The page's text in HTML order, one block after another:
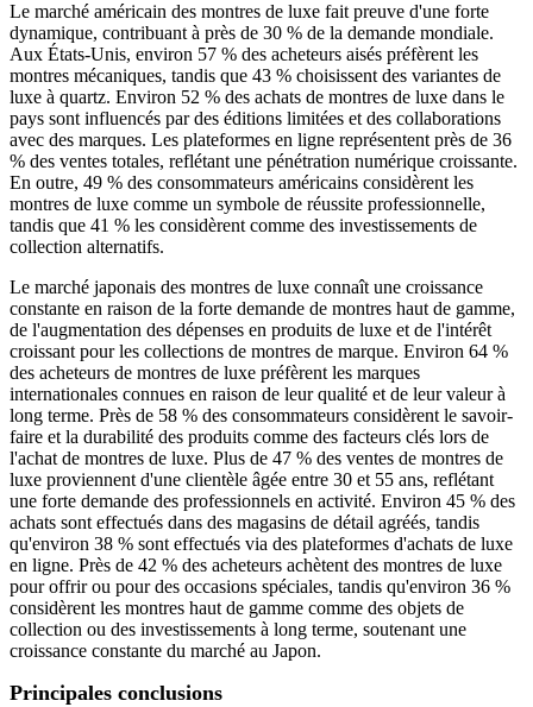
Le marché américain des montres de luxe fait preuve d'une forte
dynamique, contribuant à près de 30 % de la demande mondiale.
Aux États-Unis, environ 57 % des acheteurs aisés préfèrent les
montres mécaniques, tandis que 43 % choisissent des variantes de
luxe à quartz. Environ 52 % des achats de montres de luxe dans le
pays sont influencés par des éditions limitées et des collaborations
avec des marques. Les plateformes en ligne représentent près de 36
% des ventes totales, reflétant une pénétration numérique croissante.
En outre, 49 % des consommateurs américains considèrent les
montres de luxe comme un symbole de réussite professionnelle,
tandis que 41 % les considèrent comme des investissements de
collection alternatifs.
Le marché japonais des montres de luxe connaît une croissance
constante en raison de la forte demande de montres haut de gamme,
de l'augmentation des dépenses en produits de luxe et de l'intérêt
croissant pour les collections de montres de marque. Environ 64 %
des acheteurs de montres de luxe préfèrent les marques
internationales connues en raison de leur qualité et de leur valeur à
long terme. Près de 58 % des consommateurs considèrent le savoir-
faire et la durabilité des produits comme des facteurs clés lors de
l'achat de montres de luxe. Plus de 47 % des ventes de montres de
luxe proviennent d'une clientèle âgée entre 30 et 55 ans, reflétant
une forte demande des professionnels en activité. Environ 45 % des
achats sont effectués dans des magasins de détail agréés, tandis
qu'environ 38 % sont effectués via des plateformes d'achats de luxe
en ligne. Près de 42 % des acheteurs achètent des montres de luxe
pour offrir ou pour des occasions spéciales, tandis qu'environ 36 %
considèrent les montres haut de gamme comme des objets de
collection ou des investissements à long terme, soutenant une
croissance constante du marché au Japon.
Principales conclusions